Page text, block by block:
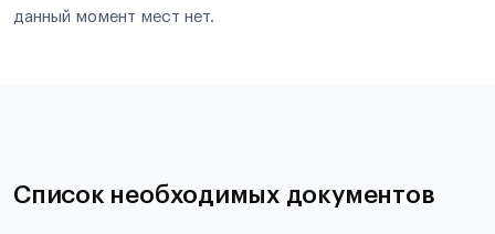
данный момент мест нет.
Список необходимых документов